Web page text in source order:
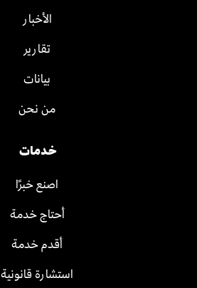
الأخبار
تقارير
بيانات
من نحن
خدمات
اصنع خبرًا
أحتاج خدمة
أقدم خدمة
استشارة قانونية